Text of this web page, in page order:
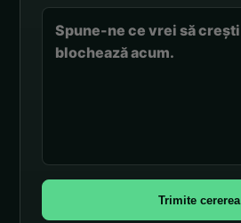
Trimite cererea